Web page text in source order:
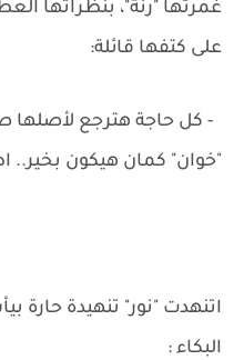
غمرتها "رنة"، بنظراتها
على كتفها قائلة:
- كل حاجة هترجع لأصلها
"خوان" كمان هيكون بخير..
اتنهدت "نور" تنهيدة حارة
البكاء :